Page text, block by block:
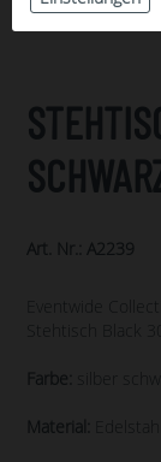
Art. Nr.: A2239
Eventwide
Stehtisch Black
Farbe: silber
Material: